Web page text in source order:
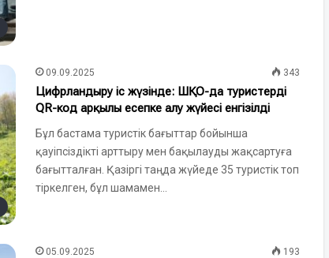
09.09.2025 343
Цифрландыру іс жүзінде: ШҚО-да туристерді
QR-код арқылы есепке алу жүйесі енгізілді
Бұл бастама туристік бағыттар бойынша
қауіпсіздікті арттыру мен бақылауды жақсартуға
бағытталған. Қазіргі таңда жүйеде 35 туристік топ
тіркелген, бұл шамамен…
05.09.2025 193